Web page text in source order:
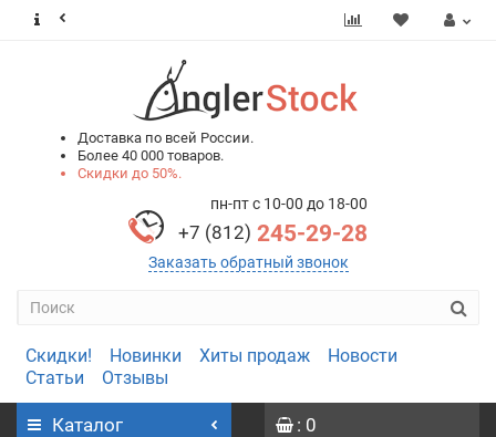
Доставка по всей России.
Более 40 000 товаров.
Скидки до 50%.
пн-пт с 10-00 до 18-00
+7 (812) 245-29-28
Заказать обратный звонок
Скидки! Новинки Хиты продаж
Новости
Статьи
Отзывы
Каталог : 0